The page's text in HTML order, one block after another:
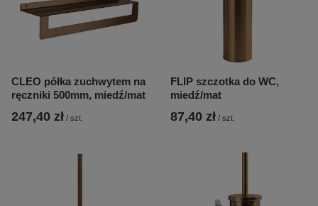
CLEO półka zuchwytem na
ręczniki 500mm, miedź/mat
247,40 zł / szt.
FLIP szczotka do WC,
miedź/mat
87,40 zł / szt.